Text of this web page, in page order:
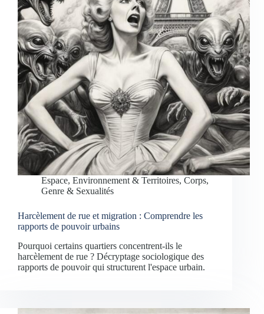
Espace, Environnement & Territoires, Corps,
Genre & Sexualités
Harcèlement de rue et migration : Comprendre les
rapports de pouvoir urbains
Pourquoi certains quartiers concentrent-ils le
harcèlement de rue ? Décryptage sociologique des
rapports de pouvoir qui structurent l'espace urbain.